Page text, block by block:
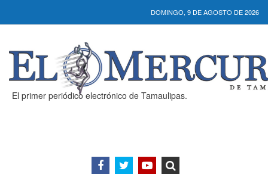
DOMINGO, 9 DE AGOSTO DE 2026
El primer periódico electrónico de Tamaulipas.